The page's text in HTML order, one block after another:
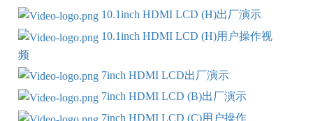
10.1inch HDMI LCD (H)出厂演示
10.1inch HDMI LCD (H)用户操作视
频
7inch HDMI LCD出厂演示
7inch HDMI LCD (B)出厂演示
7inch HDMI LCD (C)用户操作